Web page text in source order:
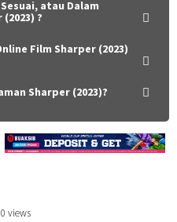
atau Dalam
?
Film Sharper (2023)
Sharper (2023)?
views